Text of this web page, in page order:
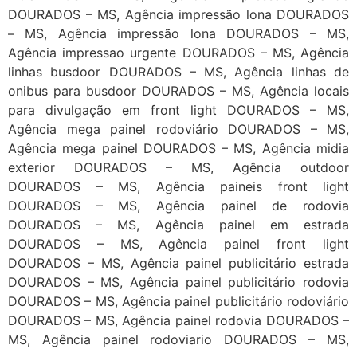
DOURADOS – MS, Agência impressão lona DOURADOS
– MS, Agência impressão lona DOURADOS – MS,
Agência impressao urgente DOURADOS – MS, Agência
linhas busdoor DOURADOS – MS, Agência linhas de
onibus para busdoor DOURADOS – MS, Agência locais
para divulgação em front light DOURADOS – MS,
Agência mega painel rodoviário DOURADOS – MS,
Agência mega painel DOURADOS – MS, Agência midia
exterior DOURADOS – MS, Agência outdoor
DOURADOS – MS, Agência paineis front light
DOURADOS – MS, Agência painel de rodovia
DOURADOS – MS, Agência painel em estrada
DOURADOS – MS, Agência painel front light
DOURADOS – MS, Agência painel publicitário estrada
DOURADOS – MS, Agência painel publicitário rodovia
DOURADOS – MS, Agência painel publicitário rodoviário
DOURADOS – MS, Agência painel rodovia DOURADOS –
MS, Agência painel rodoviario DOURADOS – MS,